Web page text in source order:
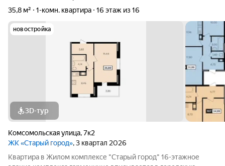
35,8 м²
1-комн. квартира 16 этаж из 16
новостройка
3D-тур
Комсомольская улица,7к2
ЖК «Старый город», 3 квартал 2026
Квартира в Жилом комплексе "Старый город" 16-этажное